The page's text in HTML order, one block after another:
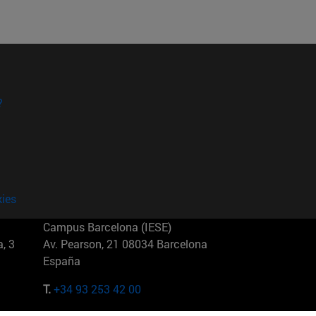
3
Campus Barcelona (IESE)
Av. Pearson, 21 08034 Barcelona
España
T.+34 93 253 42 00